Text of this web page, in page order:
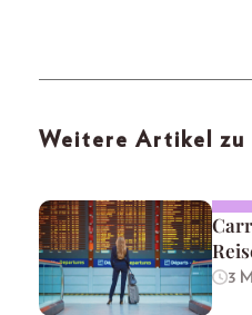
Weitere Artikel zu
3